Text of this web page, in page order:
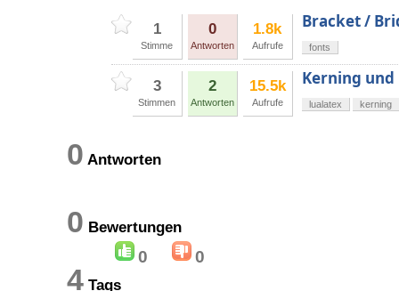
1
Stimme
0
Antworten
1.8k
Aufrufe
Bracket /
fonts
3
Stimmen
2
Antworten
15.5k
Aufrufe
Kerning und
lualatex kerning
0 Antworten
0 Bewertungen
0 0
4 Tags